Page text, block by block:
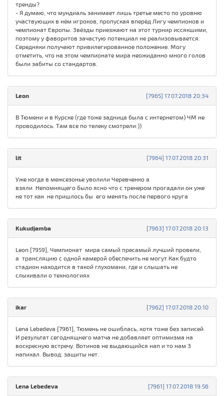
тренды?
- Я думаю, что мундиаль занимает лишь третье место по уровню
участвующих в нём игроков, пропуская вперёд Лигу чемпионов и
чемпионат Европы. Звёзды приезжают на этот турнир иссякшими,
поэтому у фаворитов зачастую потенциал не реализовывается.
Середняки получают привилегированное положение. Могу
отметить, что на этом чемпионате мира неожиданно много голов
были забиты со стандартов.
[7965] 17.07.2018 20:34
Leon
В Тюмени и в Курске (где тоже задница была с интернетом) ЧМ не
проводилось. Там все по телеку смотрели:))
[7964] 17.07.2018 20:31
lit
Уже когда в межсезонье уволили Черевченко а
взяли Непомнящего было ясно что с тренером прогадали он уже
не тот как не пришлось бы его менять после первого круга
[7963] 17.07.2018 20:13
Kukudjamba
Leon [7959], Чемпионат мира самый пресамый лучший провели,
а трансляцию с одной камерой обеспечить не могут.Как будто
стадион находится в такой глухомани, где и слышать не
слыхивали о технологиях
[7962] 17.07.2018 20:10
ikar
Lena Lebedeva [7961], Тюмень не ошиблась, хотя тоже без записей.
И результат сегоднящнего матча не добавляет оптимизма на
воскресную встречу. Вотинов не выдающийся нап и то нам 3
напихал. Вывод: защиты нет.
[7961] 17.07.2018 19:56
Lena Lebedeva